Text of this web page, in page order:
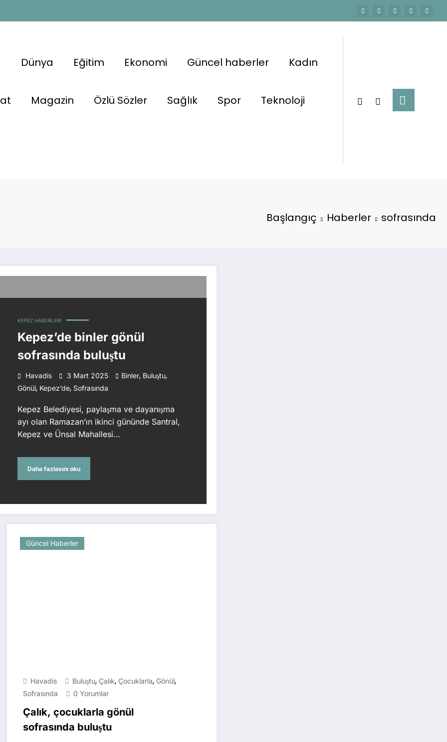
Dünya Eğitim Ekonomi Güncel haberler Kadın
Magazin Özlü Sözler Sağlık Spor Teknoloji
Başlangıç Haberler sofrasında
KEPEZ HABERLERI
Kepez’de binler gönül
sofrasında buluştu
Havadis 3 Mart 2025 Binler, Buluştu,
Gönül, Kepez’de, Sofrasında
Kepez Belediyesi, paylaşma ve dayanışma
ayı olan Ramazan’ın ikinci gününde Santral,
Kepez ve Ünsal Mahallesi…
Daha fazlasını oku
Güncel Haberler
Havadis Buluştu, Çalık, Çocuklarla, Gönül,
Sofrasında 0 Yorumlar
Çalık, çocuklarla gönül
sofrasında buluştu